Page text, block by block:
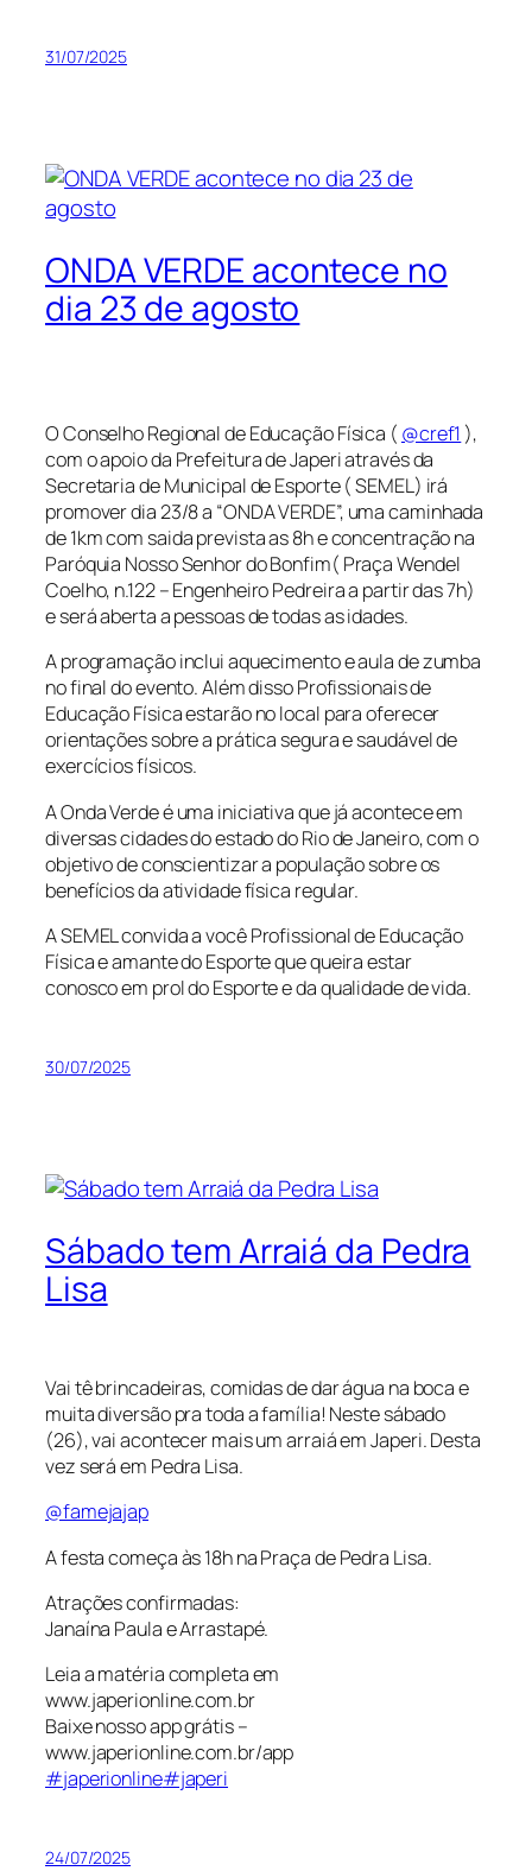
31/07/2025
ONDA VERDE acontece no
dia 23 de agosto
O Conselho Regional de Educação Física ( @cref1 ),
com o apoio da Prefeitura de Japeri através da
Secretaria de Municipal de Esporte ( SEMEL) irá
promover dia 23/8 a “ONDA VERDE”, uma caminhada
de 1km com saida prevista as 8h e concentração na
Paróquia Nosso Senhor do Bonfim( Praça Wendel
Coelho, n.122 – Engenheiro Pedreira a partir das 7h)
e será aberta a pessoas de todas as idades.
A programação inclui aquecimento e aula de zumba
no final do evento. Além disso Profissionais de
Educação Física estarão no local para oferecer
orientações sobre a prática segura e saudável de
exercícios físicos.
A Onda Verde é uma iniciativa que já acontece em
diversas cidades do estado do Rio de Janeiro, com o
objetivo de conscientizar a população sobre os
benefícios da atividade física regular.
A SEMEL convida a você Profissional de Educação
Física e amante do Esporte que queira estar
conosco em prol do Esporte e da qualidade de vida.
30/07/2025
Sábado tem Arraiá da Pedra
Lisa
Vai tê brincadeiras, comidas de dar água na boca e
muita diversão pra toda a família! Neste sábado
(26), vai acontecer mais um arraiá em Japeri. Desta
vez será em Pedra Lisa.
@famejajap
A festa começa às 18h na Praça de Pedra Lisa.
Atrações confirmadas:
Janaína Paula e Arrastapé.
Leia a matéria completa em
www.japerionline.com.br
Baixe nosso app grátis –
www.japerionline.com.br/app
#japerionline#japeri
24/07/2025